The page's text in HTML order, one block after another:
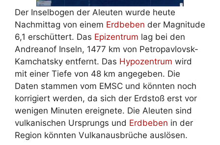
Der Inselbogen der Aleuten wurde heute
Nachmittag von einem Erdbeben der Magnitude
6,1 erschüttert. Das Epizentrum lag bei den
Andreanof Inseln, 1477 km von Petropavlovsk-
Kamchatsky entfernt. Das Hypozentrum wird
mit einer Tiefe von 48 km angegeben. Die
Daten stammen vom EMSC und könnten noch
korrigiert werden, da sich der Erdstoß erst vor
wenigen Minuten ereignete. Die Aleuten sind
vulkanischen Ursprungs und Erdbeben in der
Region könnten Vulkanausbrüche auslösen.